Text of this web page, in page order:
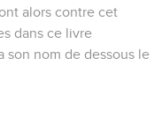
alors contre cet
dans ce livre
son nom de dessous le